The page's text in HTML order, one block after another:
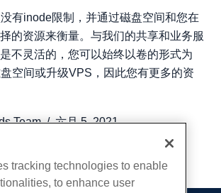
有inode限制，并通过磁盘空间和您在
的资源来衡量。与我们的共享和业务服
不灵活的，您可以始终以卷的形式为
空间或升级VPS，因此您有更多的资
Team/六月 5, 2021
tracking technologies to enable
to enhance user